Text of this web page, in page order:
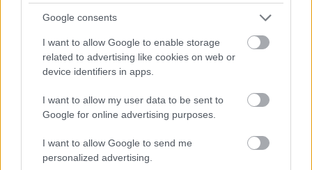
Google consents
I want to allow Google to enable storage
related to advertising like cookies on web or
device identifiers in apps.
I want to allow my user data to be sent to
Google for online advertising purposes.
I want to allow Google to send me
personalized advertising.
Class A részvények kombinációjával. A konstrukció
alapján a Fox jelenlegi részvényesei a lezárás után a
közös vállalat körülbelül 73 százalékát birtokolnák, a
Roku részvényesei pedig nagyjából 27 százalékot
kapnának. A Fox a készpénzes részt saját forrásból és új
adósságból finanszírozná, ehhez 12 milliárd dolláros
Az üzlet azért lehet fordulópont a Fox számára, mert a